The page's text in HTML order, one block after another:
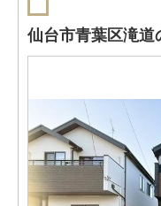
仙台市青葉区滝道